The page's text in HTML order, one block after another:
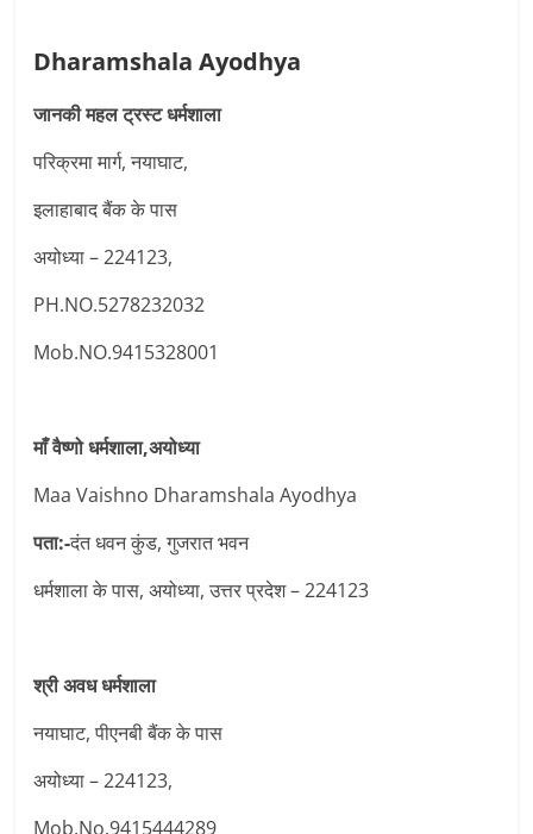
Dharamshala Ayodhya
जानकी महल ट्रस्ट धर्मशाला
परिक्रमा मार्ग, नयाघाट,
इलाहाबाद बैंक के पास
अयोध्या – 224123,
PH.NO.5278232032
Mob.NO.9415328001
माँ वैष्णो धर्मशाला,अयोध्या
Maa Vaishno Dharamshala Ayodhya
पता:-दंत धवन कुंड, गुजरात भवन
धर्मशाला के पास, अयोध्या, उत्तर प्रदेश – 224123
श्री अवध धर्मशाला
नयाघाट, पीएनबी बैंक के पास
अयोध्या – 224123,
Mob.No.9415444289